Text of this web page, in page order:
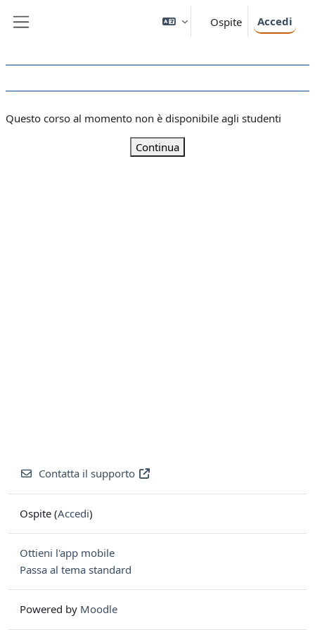
Ospite Accedi
Questo corso al momento non è disponibile agli studenti
Continua
Contatta il supporto
Ospite (Accedi)
Ottieni l'app mobile
Passa al tema standard
Powered by Moodle